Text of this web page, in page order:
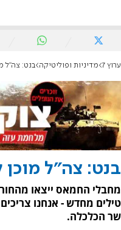
ערוץ 7 מדיניות ופוליטיקה בנט: צה"ל
בנט: צה"ל
מחבלי החמאס ייצאו
טילים מחדש - אנחנו
שר הכלכלה.